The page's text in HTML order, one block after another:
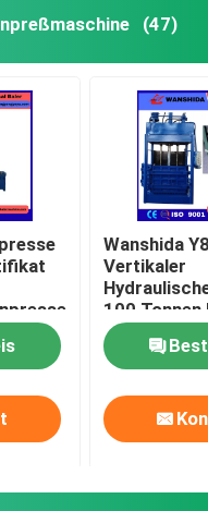
(47)
Wanshida
Vertikaler
100 Tonnen
und